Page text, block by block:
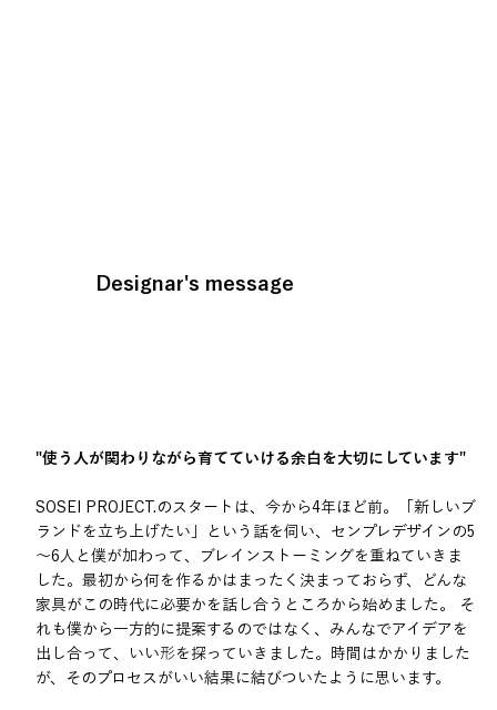
Designar's message
"使う人が関わりながら育てていける余白を大切にしています"
SOSEI PROJECT.のスタートは、今から4年ほど前。「新しいブ
ランドを立ち上げたい」という話を伺い、センプレデザインの5
～6人と僕が加わって、ブレインストーミングを重ねていきま
した。最初から何を作るかはまったく決まっておらず、どんな
家具がこの時代に必要かを話し合うところから始めました。 そ
れも僕から一方的に提案するのではなく、みんなでアイデアを
出し合って、いい形を探っていきました。時間はかかりました
が、そのプロセスがいい結果に結びついたように思います。